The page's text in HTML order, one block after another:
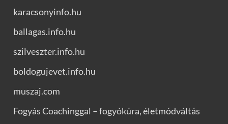
karacsonyinfo.hu
ballagas.info.hu
szilveszter.info.hu
boldogujevet.info.hu
muszaj.com
Fogyás Coachinggal – fogyókúra, életmódváltás